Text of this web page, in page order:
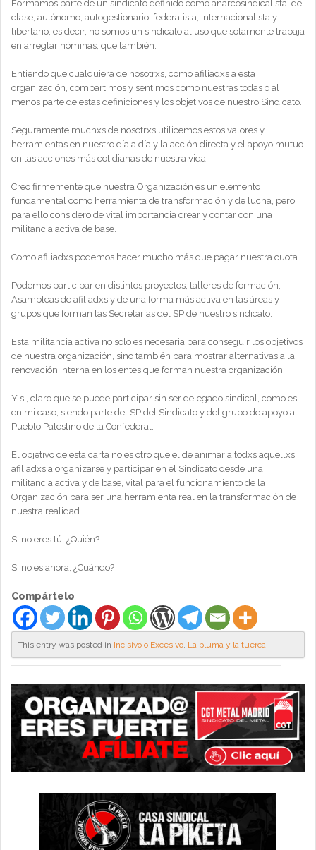
Formamos parte de un sindicato definido como anarcosindicalista, de
clase, autónomo, autogestionario, federalista, internacionalista y
libertario, es decir, no somos un sindicato al uso que solamente trabaja
en arreglar nóminas, que también.
Entiendo que cualquiera de nosotrxs, como afiliadxs a esta
organización, compartimos y sentimos como nuestras todas o al
menos parte de estas definiciones y los objetivos de nuestro Sindicato.
Seguramente muchxs de nosotrxs utilicemos estos valores y
herramientas en nuestro día a día y la acción directa y el apoyo mutuo
en las acciones más cotidianas de nuestra vida.
Creo firmemente que nuestra Organización es un elemento
fundamental como herramienta de transformación y de lucha, pero
para ello considero de vital importancia crear y contar con una
militancia activa de base.
Como afiliadxs podemos hacer mucho más que pagar nuestra cuota.
Podemos participar en distintos proyectos, talleres de formación,
Asambleas de afiliadxs y de una forma más activa en las áreas y
grupos que forman las Secretarías del SP de nuestro sindicato.
Esta militancia activa no solo es necesaria para conseguir los objetivos
de nuestra organización, sino también para mostrar alternativas a la
renovación interna en los entes que forman nuestra organización.
Y si, claro que se puede participar sin ser delegado sindical, como es
en mi caso, siendo parte del SP del Sindicato y del grupo de apoyo al
Pueblo Palestino de la Confederal.
El objetivo de esta carta no es otro que el de animar a todxs aquellxs
afiliadxs a organizarse y participar en el Sindicato desde una
militancia activa y de base, vital para el funcionamiento de la
Organización para ser una herramienta real en la transformación de
nuestra realidad.
Si no eres tú, ¿Quién?
Si no es ahora, ¿Cuándo?
Compártelo
This entry was posted in Incisivo o Excesivo La pluma y la tuerca